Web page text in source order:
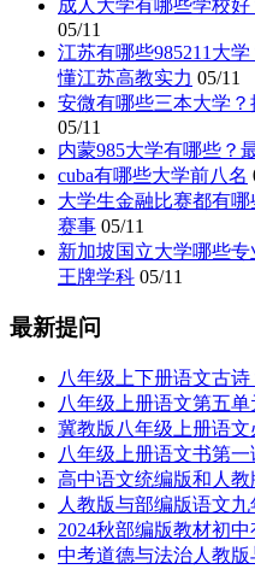
成人大学有哪些学校
05/11
江苏有哪些985211大
懂江苏高教实力 05/11
安微有哪些三本大学
05/11
内蒙985大学有哪些？
cuba有哪些大学前八名
大学生金融比赛都有
赛事 05/11
新加坡国立大学哪些
王牌学科 05/11
最新提问
八年级上下册语文古诗
八年级上册语文第五单
冀教版八年级上册语文
八年级上册语文书第一
高中语文统编版和人教
人教版与部编版语文
2024秋部编版教材初中
中考道德与法治人教版